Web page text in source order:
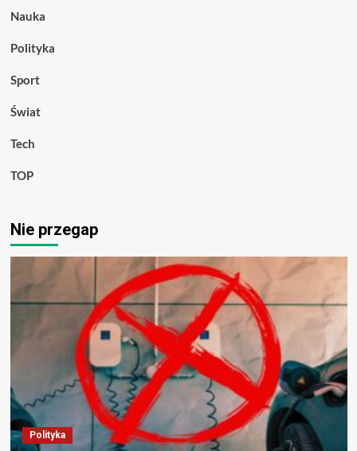
Nauka
Polityka
Sport
Świat
Tech
TOP
Nie przegap
Polityka